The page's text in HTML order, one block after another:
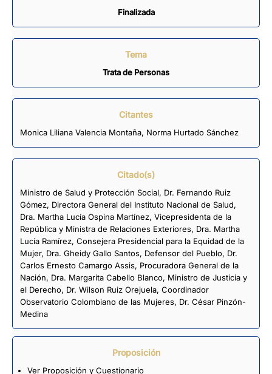
Finalizada
Tema
Trata de Personas
Citantes
Monica Liliana Valencia Montaña, Norma Hurtado Sánchez
Citado(s)
Ministro de Salud y Protección Social, Dr. Fernando Ruiz
Gómez, Directora General del Instituto Nacional de Salud,
Dra. Martha Lucía Ospina Martínez, Vicepresidenta de la
República y Ministra de Relaciones Exteriores, Dra. Martha
Lucía Ramírez, Consejera Presidencial para la Equidad de la
Mujer, Dra. Gheidy Gallo Santos, Defensor del Pueblo, Dr.
Carlos Ernesto Camargo Assis, Procuradora General de la
Nación, Dra. Margarita Cabello Blanco, Ministro de Justicia y
el Derecho, Dr. Wilson Ruiz Orejuela, Coordinador
Observatorio Colombiano de las Mujeres, Dr. César Pinzón-
Medina
Proposición
Ver Proposición y Cuestionario